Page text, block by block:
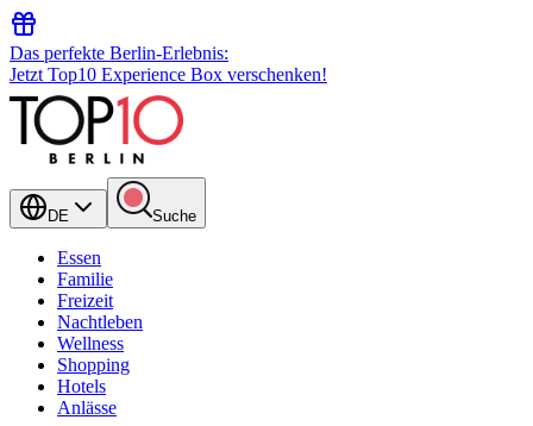
Das perfekte Berlin-Erlebnis:
Jetzt Top10 Experience Box verschenken!
DE Suche
Essen
Familie
Freizeit
Nachtleben
Wellness
Shopping
Hotels
Anlässe